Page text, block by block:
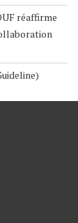
réaffirme